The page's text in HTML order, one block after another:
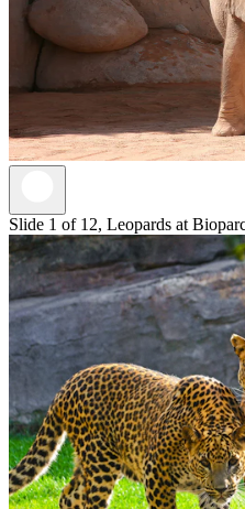
Slide 1 of 12, Leopards at